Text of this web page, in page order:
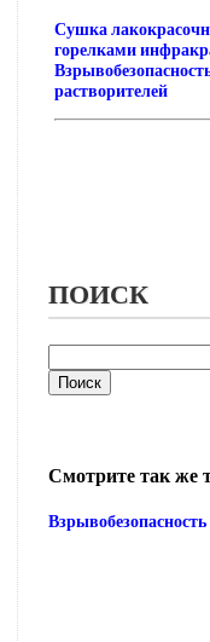
Сушка
горелками
растворителей
ПОИСК
Смотрите так же
Взрывобезопасность